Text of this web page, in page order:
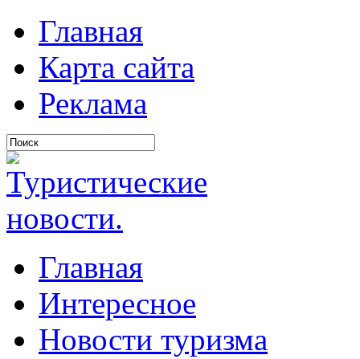
Главная
Карта сайта
Реклама
Главная
Интересное
Новости туризма